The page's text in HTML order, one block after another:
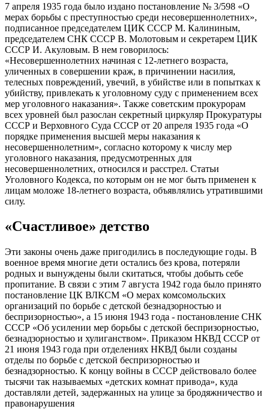
7 апреля 1935 года было издано постановление № 3/598 «О
мерах борьбы с преступностью среди несовершеннолетних»,
подписанное председателем ЦИК СССР М. Калининым,
председателем СНК СССР В. Молотовым и секретарем ЦИК
СССР И. Акуловым. В нем говорилось:
«Несовершеннолетних начиная с 12-летнего возраста,
уличенных в совершении краж, в причинении насилия,
телесных повреждений, увечий, в убийстве или в попытках к
убийству, привлекать к уголовному суду с применением всех
мер уголовного наказания». Также советским прокурорам
всех уровней был разослан секретный циркуляр Прокуратуры
СССР и Верховного Суда СССР от 20 апреля 1935 года «О
порядке применения высшей меры наказания к
несовершеннолетним», согласно которому к числу мер
уголовного наказания, предусмотренных для
несовершеннолетних, относился и расстрел. Статьи
Уголовного Кодекса, по которым он не мог быть применен к
лицам моложе 18-летнего возраста, объявлялись утратившими
силу.
«Счастливое» детство
Эти законы очень даже пригодились в последующие годы. В
военное время многие дети остались без крова, потеряли
родных и вынуждены были скитаться, чтобы добыть себе
пропитание. В связи с этим 7 августа 1942 года было принято
постановление ЦК ВЛКСМ «О мерах комсомольских
организаций по борьбе с детской безнадзорностью и
беспризорностью», а 15 июня 1943 года - постановление СНК
СССР «Об усилении мер борьбы с детской беспризорностью,
безнадзорностью и хулиганством». Приказом НКВД СССР от
21 июня 1943 года при отделениях НКВД были созданы
отделы по борьбе с детской беспризорностью и
безнадзорностью. К концу войны в СССР действовало более
тысячи так называемых «детских комнат привода», куда
доставляли детей, задержанных на улице за бродяжничество и
правонарушения